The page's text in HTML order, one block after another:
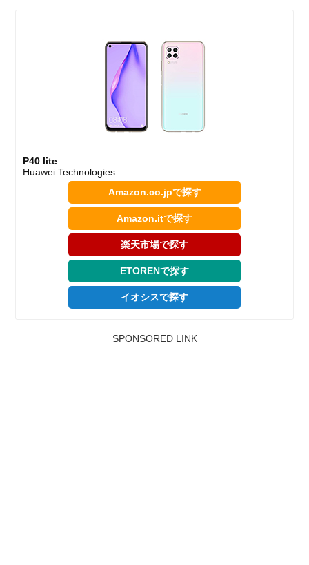
P40 lite
Huawei Technologies
Amazon.co.jpで探す
Amazon.itで探す
楽天市場で探す
ETORENで探す
イオシスで探す
SPONSORED LINK